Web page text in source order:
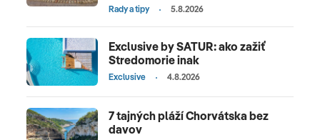
Rady a tipy 5.8.2026
Exclusive by SATUR: ako zažiť
Stredomorie inak
Exclusive 4.8.2026
7 tajných pláží Chorvátska bez
davov